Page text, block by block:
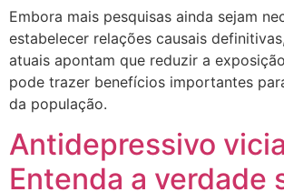
Embora mais pesquisas ainda sejam
estabelecer relações causais
atuais apontam que reduzir a
pode trazer benefícios importantes
da população.
Antidepressivo
Entenda a verdade